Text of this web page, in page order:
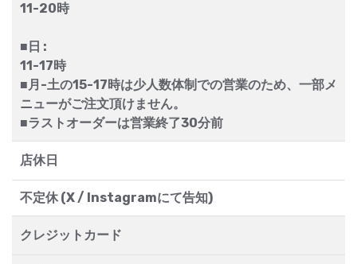
11-20時
■日 :
11-17時
■月-土の15-17時は少人数体制での営業のため、一部メ
ニューがご注文頂けません。
■ラストオーダーは営業終了30分前
店休日
不定休 (X / Instagramにて告知)
クレジットカード